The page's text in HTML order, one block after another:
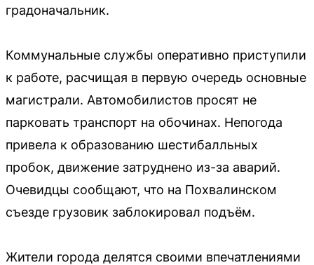
градоначальник.
Коммунальные службы оперативно приступили
к работе, расчищая в первую очередь основные
магистрали. Автомобилистов просят не
парковать транспорт на обочинах. Непогода
привела к образованию шестибалльных
пробок, движение затруднено из-за аварий.
Очевидцы сообщают, что на Похвалинском
съезде грузовик заблокировал подъём.
Жители города делятся своими впечатлениями